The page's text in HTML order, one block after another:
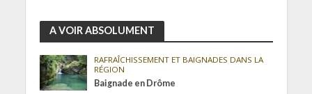
A VOIR ABSOLUMENT
RAFRAÎCHISSEMENT ET BAIGNADES DANS LA
RÉGION
Baignade en Drôme